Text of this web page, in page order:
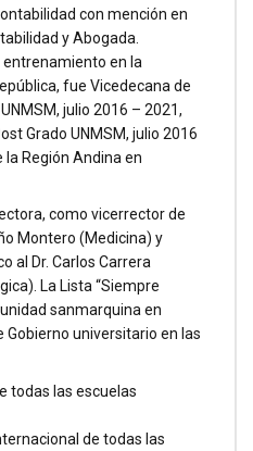
con mención en
y Abogada.
en la
fue Vicedecana de
julio 2016 – 2021,
Grado UNMSM, julio 2016
Región Andina en
como vicerrector de
Montero (Medicina) y
al Dr. Carlos Carrera
La Lista “Siempre
sanmarquina en
universitario en las
todas las escuelas
de todas las